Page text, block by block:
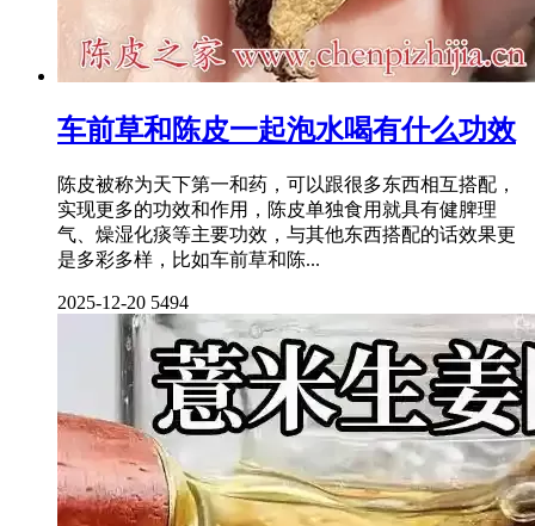
车前草和陈皮一起泡水喝有什么功效
陈皮被称为天下第一和药，可以跟很多东西相互搭配，
实现更多的功效和作用，陈皮单独食用就具有健脾理
气、燥湿化痰等主要功效，与其他东西搭配的话效果更
是多彩多样，比如车前草和陈...
2025-12-20 5494